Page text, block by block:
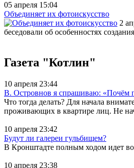
05 апреля 15:04
Объединяет их фотоискусство
2
беседовали об особенностях
Газета "Котлин"
10 апреля 23:44
В. Островнов я спрашиваю: «Почём
Что тогда делать? Для начала
проживающих в квартире лиц. Не
10 апреля 23:42
Будут ли галереи гульбищем?
В Кронштадте полным ходом идет
10 апреля 23:38